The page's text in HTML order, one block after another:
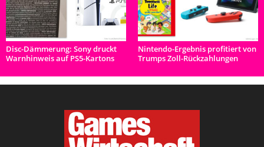
Disc-Dämmerung: Sony druckt
Warnhinweis auf PS5-Kartons
Nintendo-Ergebnis profitiert von
Trumps Zoll-Rückzahlungen